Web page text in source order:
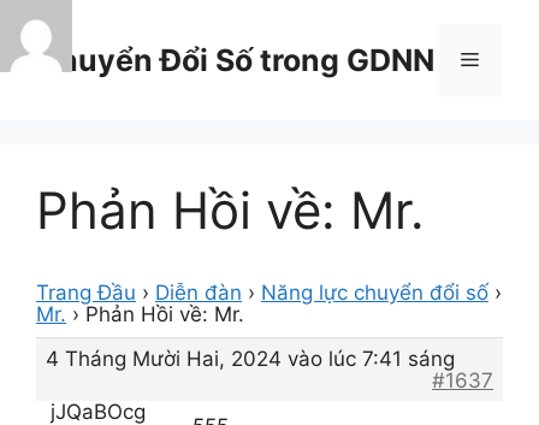
Chuyển
đến
nội
Chuyển Đổi Số trong GDNN Menu
Phản Hồi về: Mr.
Trang Đầu › Diễn đàn › Năng lực chuyển đổi số ›
Mr. › Phản Hồi về: Mr.
4 Tháng Mười Hai, 2024 vào lúc 7:41 sáng
#1637
jJQaBOcg